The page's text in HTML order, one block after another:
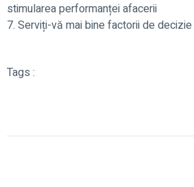
stimularea performanței afacerii
7. Serviți-vă mai bine factorii de
Tags :